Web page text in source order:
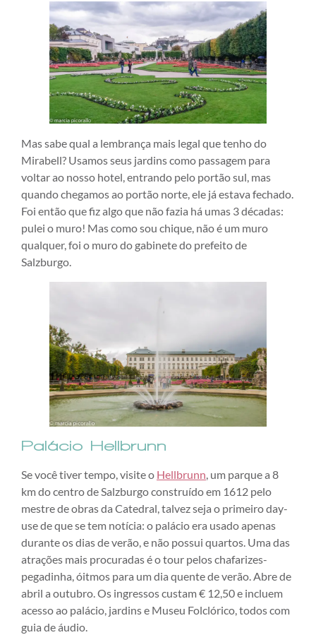
Mas sabe qual a lembrança mais legal que tenho do
Mirabell? Usamos seus jardins como passagem para
voltar ao nosso hotel, entrando pelo portão sul, mas
quando chegamos ao portão norte, ele já estava fechado.
Foi então que fiz algo que não fazia há umas 3 décadas:
pulei o muro! Mas como sou chique, não é um muro
qualquer, foi o muro do gabinete do prefeito de
Salzburgo.
Palácio Hellbrunn
Se você tiver tempo, visite o Hellbrunn, um parque a 8
km do centro de Salzburgo construído em 1612 pelo
mestre de obras da Catedral, talvez seja o primeiro day-
use de que se tem notícia: o palácio era usado apenas
durante os dias de verão, e não possui quartos. Uma das
atrações mais procuradas é o tour pelos chafarizes-
pegadinha, óitmos para um dia quente de verão. Abre de
abril a outubro. Os ingressos custam € 12,50 e incluem
acesso ao palácio, jardins e Museu Folclórico, todos com
guia de áudio.